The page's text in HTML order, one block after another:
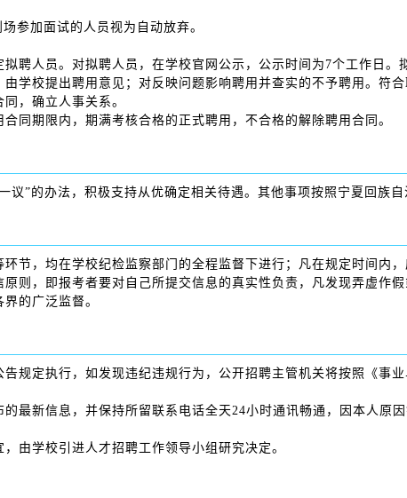
参加面试的人员视为自动放弃。
聘人员。对拟聘人员，在学校官网公示，公示时间为7个工作日。
学校提出聘用意见；对反映问题影响聘用并查实的不予聘用。符
，确立人事关系。
同期限内，期满考核合格的正式聘用，不合格的解除聘用合同。
议”的办法，积极支持从优确定相关待遇。其他事项按照宁夏回族自
节，均在学校纪检监察部门的全程监督下进行；凡在规定时间内
则，即报考者要对自己所提交信息的真实性负责，凡发现弄虚作
的广泛监督。
规定执行，如发现违纪违规行为，公开招聘主管机关将按照《事
最新信息，并保持所留联系电话全天24小时通讯畅通，因本人原
由学校引进人才招聘工作领导小组研究决定。